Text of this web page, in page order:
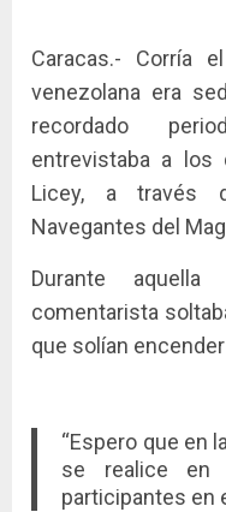
Caracas.- Corría
venezolana era
recordado
entrevistaba a los
Licey, a través
Navegantes del
Durante
comentarista
que solían
“Espero que en
se realice en
participantes en